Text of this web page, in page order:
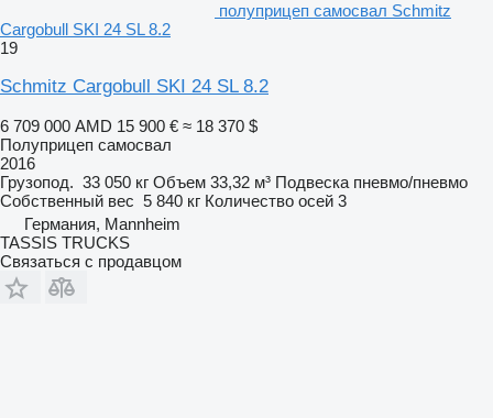
полуприцеп самосвал Schmitz
Cargobull SKI 24 SL 8.2
19
Schmitz Cargobull SKI 24 SL 8.2
6 709 000 AMD 15 900 € ≈ 18 370 $
Полуприцеп самосвал
2016
Грузопод. 33 050 кг Объем 33,32 м³ Подвеска пневмо/пневмо
Собственный вес 5 840 кг Количество осей 3
Германия, Mannheim
TASSIS TRUCKS
Связаться с продавцом